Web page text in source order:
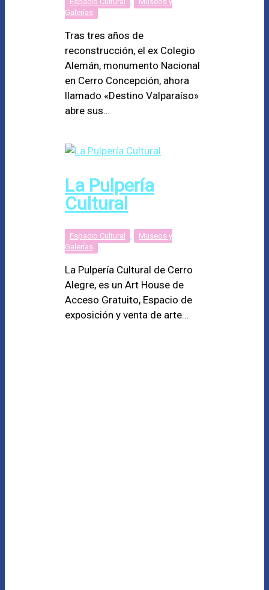
Galerías
Tras tres años de
reconstrucción, el ex Colegio
Alemán, monumento Nacional
en Cerro Concepción, ahora
llamado «Destino Valparaíso»
abre sus…
La Pulpería
Cultural
Espacio Cultural
Museos y
Galerías
La Pulpería Cultural de Cerro
Alegre, es un Art House de
Acceso Gratuito, Espacio de
exposición y venta de arte…